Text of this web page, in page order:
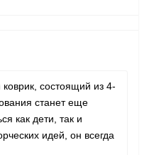
состоящий из 4-
станет еще
как дети, так и
идей, он всегда